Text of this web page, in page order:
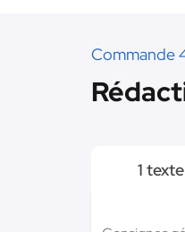
Commande
1